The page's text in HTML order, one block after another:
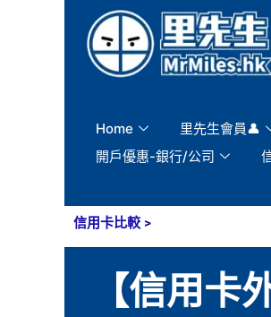
Home 里先生會員👤
開戶優惠-銀行/公司
信用卡比較 >
【信用